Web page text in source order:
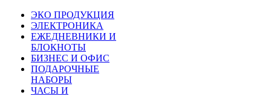
ЭКО ПРОДУКЦИЯ
ЭЛЕКТРОНИКА
ЕЖЕДНЕВНИКИ И
БЛОКНОТЫ
БИЗНЕС И ОФИС
ПОДАРОЧНЫЕ
НАБОРЫ
ЧАСЫ И